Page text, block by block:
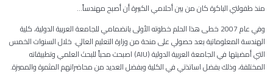
منذ طفولتي الباكرة كان من بين أحلامي الكبيرة أن أصبح مهندساً...
وفي عام 2007 خطى هذا الحلم خطوته الأولى بانضمامي للجامعة العربية الدولية، كلية
الهندسة المعلوماتية بعد حصولي على منحة من وزارة التعليم العالي. خلال السنوات الخمس
التي أمضيتها في الجامعة العربية الدولية (AIU) اصبحت محباً للبحث العلمي وتطبيقاته
المختلفة، وذلك بفضل اساتذتي في الكلية وبفضل العديد من محاضراتهم المثمرة والمميزة.